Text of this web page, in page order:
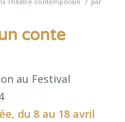
conte
au Festival
du 8 au 18 avril